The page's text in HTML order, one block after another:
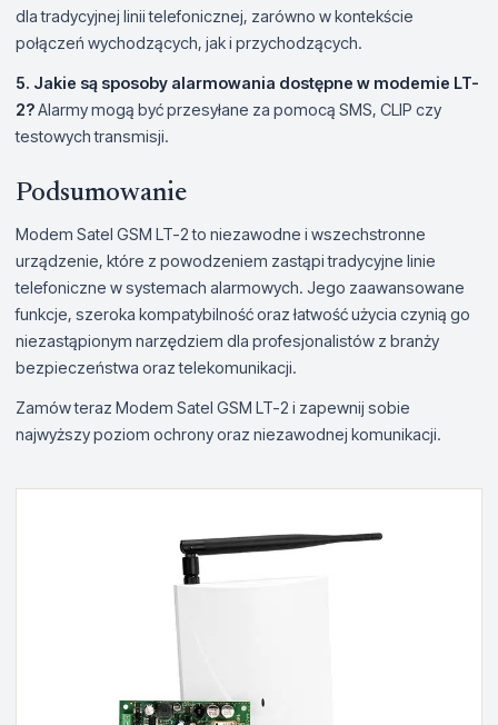
dla tradycyjnej linii telefonicznej, zarówno w kontekście
połączeń wychodzących, jak i przychodzących.
5. Jakie są sposoby alarmowania dostępne w modemie LT-
2?Alarmy mogą być przesyłane za pomocą SMS, CLIP czy
testowych transmisji.
Podsumowanie
Modem Satel GSM LT-2 to niezawodne i wszechstronne
urządzenie, które z powodzeniem zastąpi tradycyjne linie
telefoniczne w systemach alarmowych. Jego zaawansowane
funkcje, szeroka kompatybilność oraz łatwość użycia czynią go
niezastąpionym narzędziem dla profesjonalistów z branży
bezpieczeństwa oraz telekomunikacji.
Zamów teraz Modem Satel GSM LT-2 i zapewnij sobie
najwyższy poziom ochrony oraz niezawodnej komunikacji.